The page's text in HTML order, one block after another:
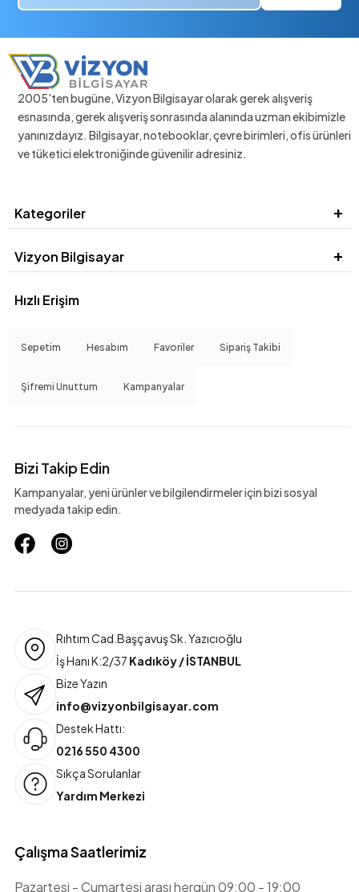
2005'ten bugüne, Vizyon Bilgisayar olarak gerek alışveriş
esnasında, gerek alışveriş sonrasında alanında uzman ekibimizle
yanınızdayız. Bilgisayar, notebooklar, çevre birimleri, ofis ürünleri
ve tüketici elektroniğinde güvenilir adresiniz.
Kategoriler
Vizyon Bilgisayar
Hızlı Erişim
Sepetim Hesabım Favoriler Sipariş Takibi
Şifremi Unuttum Kampanyalar
Bizi Takip Edin
Kampanyalar, yeni ürünler ve bilgilendirmeler için bizi sosyal
medyada takip edin.
Rıhtım Cad.Başçavuş Sk. Yazıcıoğlu
İş Hanı K:2/37 Kadıköy / İSTANBUL
Bize Yazın
info@vizyonbilgisayar.com
Destek Hattı:
0216 550 4300
Sıkça Sorulanlar
Yardım Merkezi
Çalışma Saatlerimiz
Pazartesi - Cumartesi arası hergün 09:00 - 19:00